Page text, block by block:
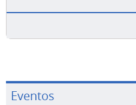
Eventos